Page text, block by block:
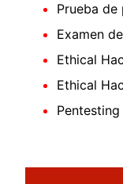
Prueba de
Examen
Ethical
Ethical